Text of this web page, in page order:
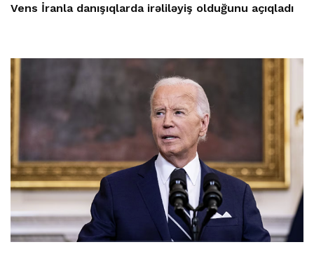
Vens İranla danışıqlarda irəliləyiş olduğunu açıqladı